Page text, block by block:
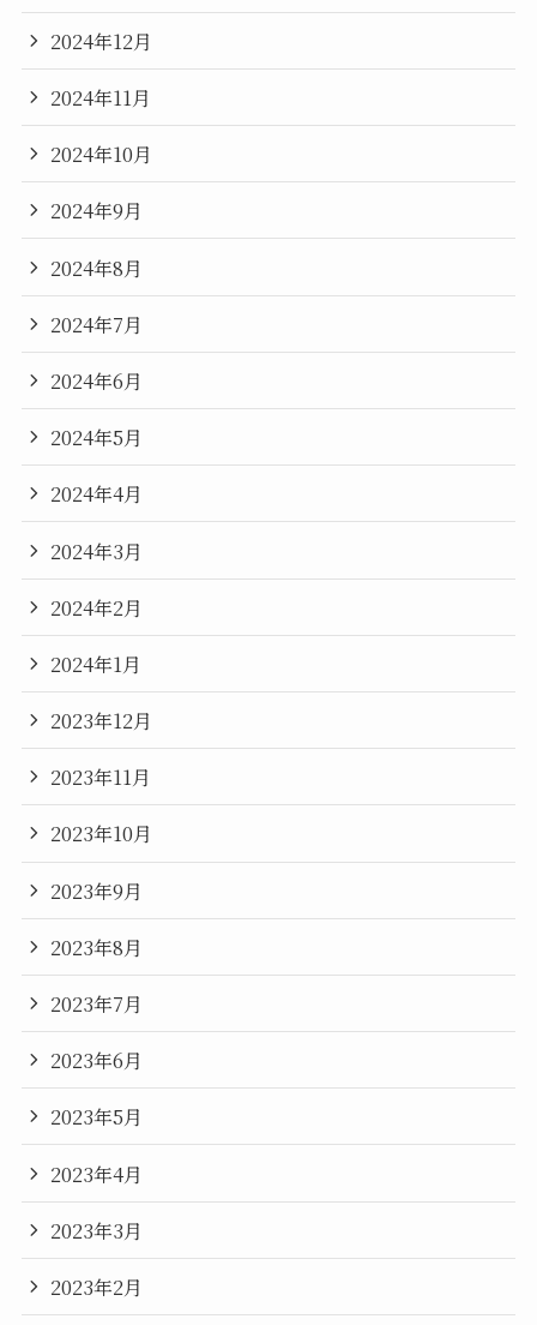
2024年12月
2024年11月
2024年10月
2024年9月
2024年8月
2024年7月
2024年6月
2024年5月
2024年4月
2024年3月
2024年2月
2024年1月
2023年12月
2023年11月
2023年10月
2023年9月
2023年8月
2023年7月
2023年6月
2023年5月
2023年4月
2023年3月
2023年2月